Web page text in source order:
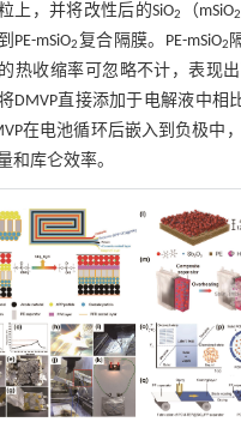
上，并将改性后的SiO2 （mSiO2
PE-mSiO2复合隔膜。PE-mSiO2
热收缩率可忽略不计，表现出
DMVP直接添加于电解液中相
在电池循环后嵌入到负极中
和库仑效率。